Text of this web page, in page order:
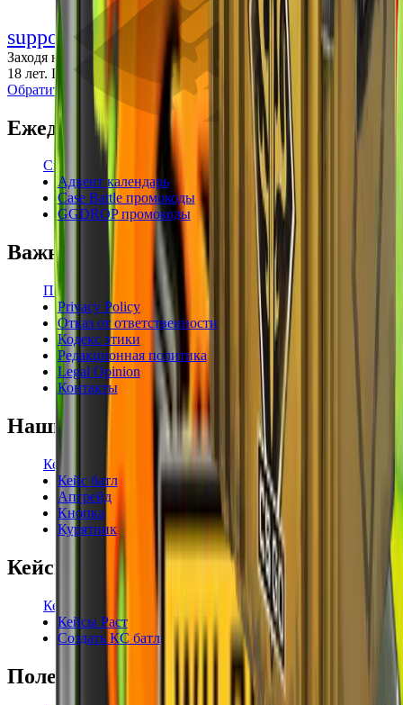
support@cs-wiki.org
Заходя на этот сайт, вы подтверждаете, что вам исполнилось
18 лет. Проблемы с азартными играми?
Обратится за помощью
Ежедневные бонусы
Свежие промокоды
Адвент календарь
Case Battle промокоды
GGDROP промокоды
Важная информация
Пользовательское соглашение
Privacy Policy
Отказ от ответственности
Кодекс этики
Редакционная политика
Legal Opinion
Контакты
Наши режимы
Кейсы
Кейс батл
Апгрейд
Кнопка
Курятник
Кейсы
Кейсы КС2
Кейсы Раст
Создать КС батл
Полезное